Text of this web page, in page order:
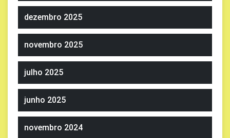
dezembro 2025
novembro 2025
julho 2025
junho 2025
novembro 2024